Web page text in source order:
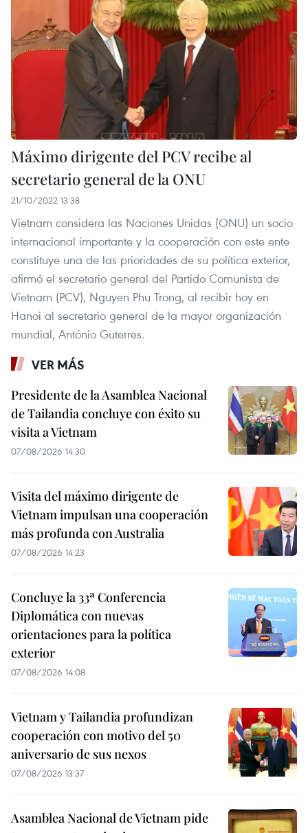
Máximo dirigente del PCV recibe al
secretario general de la ONU
21/10/2022 13:38
Vietnam considera las Naciones Unidas (ONU) un socio
internacional importante y la cooperación con este ente
constituye una de las prioridades de su política exterior,
afirmó el secretario general del Partido Comunista de
Vietnam (PCV), Nguyen Phu Trong, al recibir hoy en
Hanoi al secretario general de la mayor organización
mundial, António Guterres.
VER MÁS
Presidente de la Asamblea Nacional
de Tailandia concluye con éxito su
visita a Vietnam
07/08/2026 14:30
Visita del máximo dirigente de
Vietnam impulsan una cooperación
más profunda con Australia
07/08/2026 14:23
Concluye la 33ª Conferencia
Diplomática con nuevas
orientaciones para la política
exterior
07/08/2026 14:08
Vietnam y Tailandia profundizan
cooperación con motivo del 50
aniversario de sus nexos
07/08/2026 13:37
Asamblea Nacional de Vietnam pide